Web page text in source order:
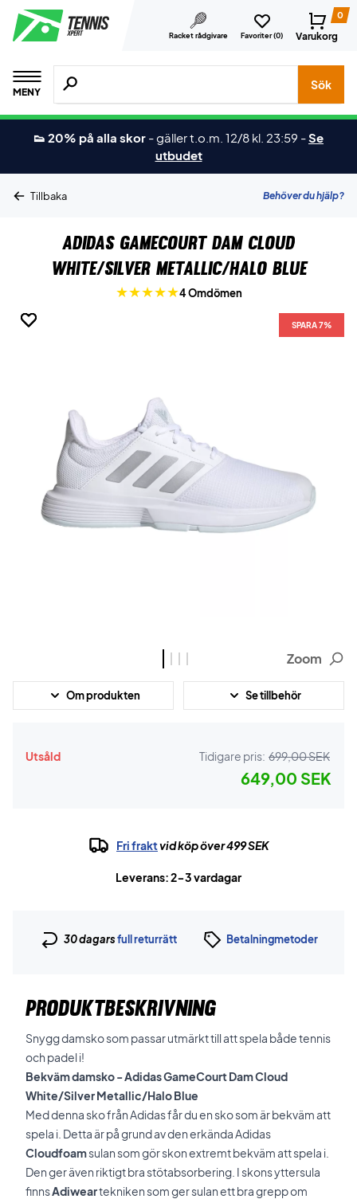
Racket rådgivare Favoriter (0)
0
Varukorg
MENY
Sök efter produkter, märken osv.
Sök
👟 20% på alla skor -gäller t.o.m. 12/8 kl. 23:59 -Se
utbudet
Tillbaka Behöver du hjälp?
Adidas GameCourt Dam Cloud
White/Silver Metallic/Halo Blue
4 Omdömen
SPARA 7%
SPARA 7%
SPARA 7%
SPARA 7%
Zoom
Om produkten Se tillbehör
Utsåld Tidigare pris: 699,00 SEK
649,00 SEK
Fri fraktvid köp över 499 SEK
Leverans: 2-3 vardagar
30 dagarsfull returrätt Betalningmetoder
PRODUKTBESKRIVNING
Snygg damsko som passar utmärkt till att spela både tennis
och padel i!
Bekväm damsko - Adidas GameCourt Dam Cloud
White/Silver Metallic/Halo Blue
Med denna sko från Adidas får du en sko som är bekväm att
spela i. Detta är på grund av den erkända Adidas
Cloudfoamsulan som gör skon extremt bekväm att spela i.
Den ger även riktigt bra stötabsorbering. I skons yttersula
finnsAdiweartekniken som ger sulan ett bra grepp om